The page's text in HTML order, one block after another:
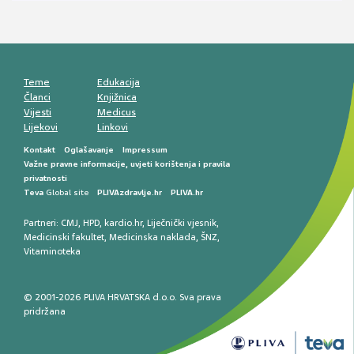
Teme
Članci
Vijesti
Lijekovi
Edukacija
Knjižnica
Medicus
Linkovi
Kontakt Oglašavanje
Impressum
Važne pravne informacije, uvjeti korištenja i pravila
privatnosti
Teva Global site PLIVAzdravlje.hr PLIVA.hr
Partneri: CMJ, HPD, kardio.hr, Liječnički vjesnik,
Medicinski fakultet, Medicinska naklada, ŠNZ,
Vitaminoteka
© 2001-2026 PLIVA HRVATSKA d.o.o. Sva prava
pridržana